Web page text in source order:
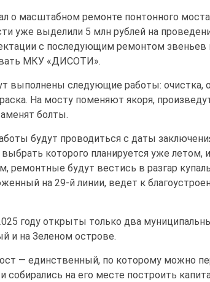
о масштабном ремонте понтонного
уже выделили 5 млн рублей на
с последующим ремонтом звеньев
МКУ «ДИСОТИ».
выполнены следующие работы: очистка,
На мосту поменяют якоря,
болты.
будут проводиться с даты
которого планируется уже летом,
ремонтные будут вестись в разгар
на 29-й линии, ведет к
году открыты только два
и на Зеленом острове.
— единственный, по которому можно
собирались на его месте построить